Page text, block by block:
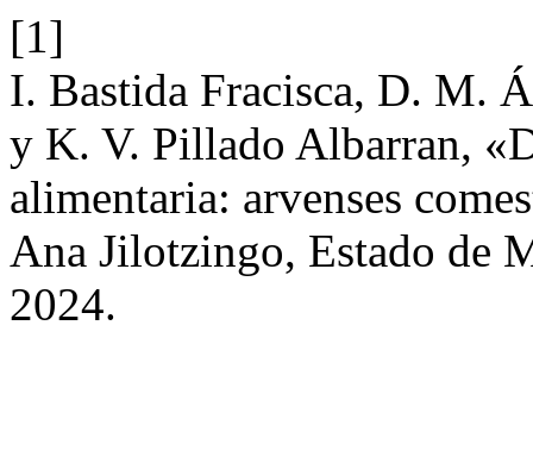
[1]
I. Bastida Fracisca, D. M.
y K. V. Pillado Albarran,
alimentaria: arvenses
Ana Jilotzingo, Estado de
2024.